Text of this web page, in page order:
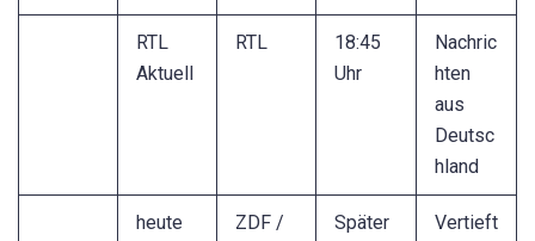
RTL
Aktuell
RTL
18:45
Uhr
Nachric
hten
aus
Deutsc
hland
heute
ZDF /
Später
Vertieft